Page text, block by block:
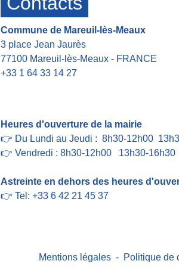
Commune de Mareuil-lès-Meaux
3 place Jean Jaurès
77100 Mareuil-lès-Meaux - FRANCE
+33 1 64 33 14 27
Heures d'ouverture de la mairie
👉 Du Lundi au Jeudi : 8h30-12h00
👉 Vendredi : 8h30-12h00 13h30-16h30
Astreinte en dehors des heures
👉 Tel: +33 6 42 21 45 37
Mentions légales - Politique de